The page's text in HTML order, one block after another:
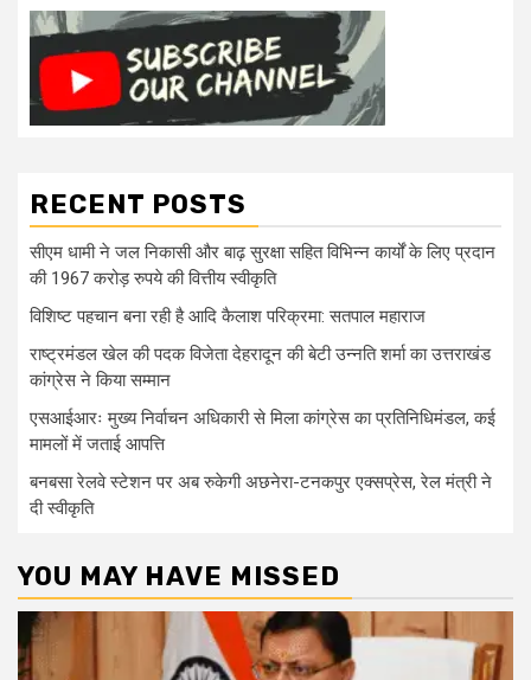
RECENT POSTS
सीएम धामी ने जल निकासी और बाढ़ सुरक्षा सहित विभिन्न कार्यों के लिए प्रदान
की 1967 करोड़ रुपये की वित्तीय स्वीकृति
विशिष्ट पहचान बना रही है आदि कैलाश परिक्रमा: सतपाल महाराज
राष्ट्रमंडल खेल की पदक विजेता देहरादून की बेटी उन्नति शर्मा का उत्तराखंड
कांग्रेस ने किया सम्मान
एसआईआरः मुख्य निर्वाचन अधिकारी से मिला कांग्रेस का प्रतिनिधिमंडल, कई
मामलों में जताई आपत्ति
बनबसा रेलवे स्टेशन पर अब रुकेगी अछनेरा-टनकपुर एक्सप्रेस, रेल मंत्री ने
दी स्वीकृति
YOU MAY HAVE MISSED